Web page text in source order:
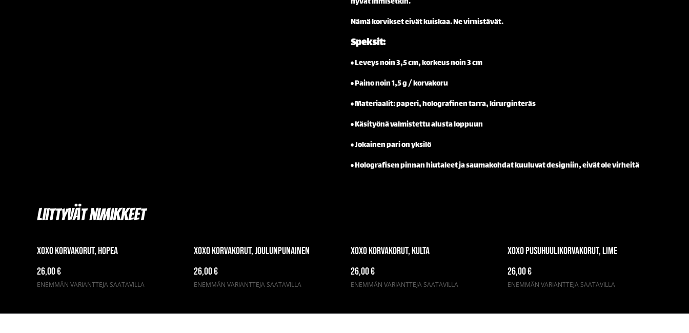
Nämä korvikset eivät kuiskaa. Ne virnistävät.
Speksit:
• Leveys noin 3,5 cm, korkeus noin 3 cm
• Paino noin 1,5 g / korvakoru
• Materiaalit: paperi, holografinen tarra, kirurginteräs
• Käsityönä valmistettu alusta loppuun
• Jokainen pari on yksilö
• Holografisen pinnan hiutaleet ja saumakohdat kuuluvat designiin, eivät ole virheitä
Liittyvät nimikkeet
XOXO korvakorut, hopea
26,00 €
ENEMMÄN VARIANTTEJA SAATAVILLA
XOXO korvakorut, joulunpunainen
26,00 €
ENEMMÄN VARIANTTEJA SAATAVILLA
XOXO korvakorut, kulta
26,00 €
ENEMMÄN VARIANTTEJA SAATAVILLA
XOXO pusuhuulikorvakorut, lime
26,00 €
ENEMMÄN VARIANTTEJA SAATAVILLA